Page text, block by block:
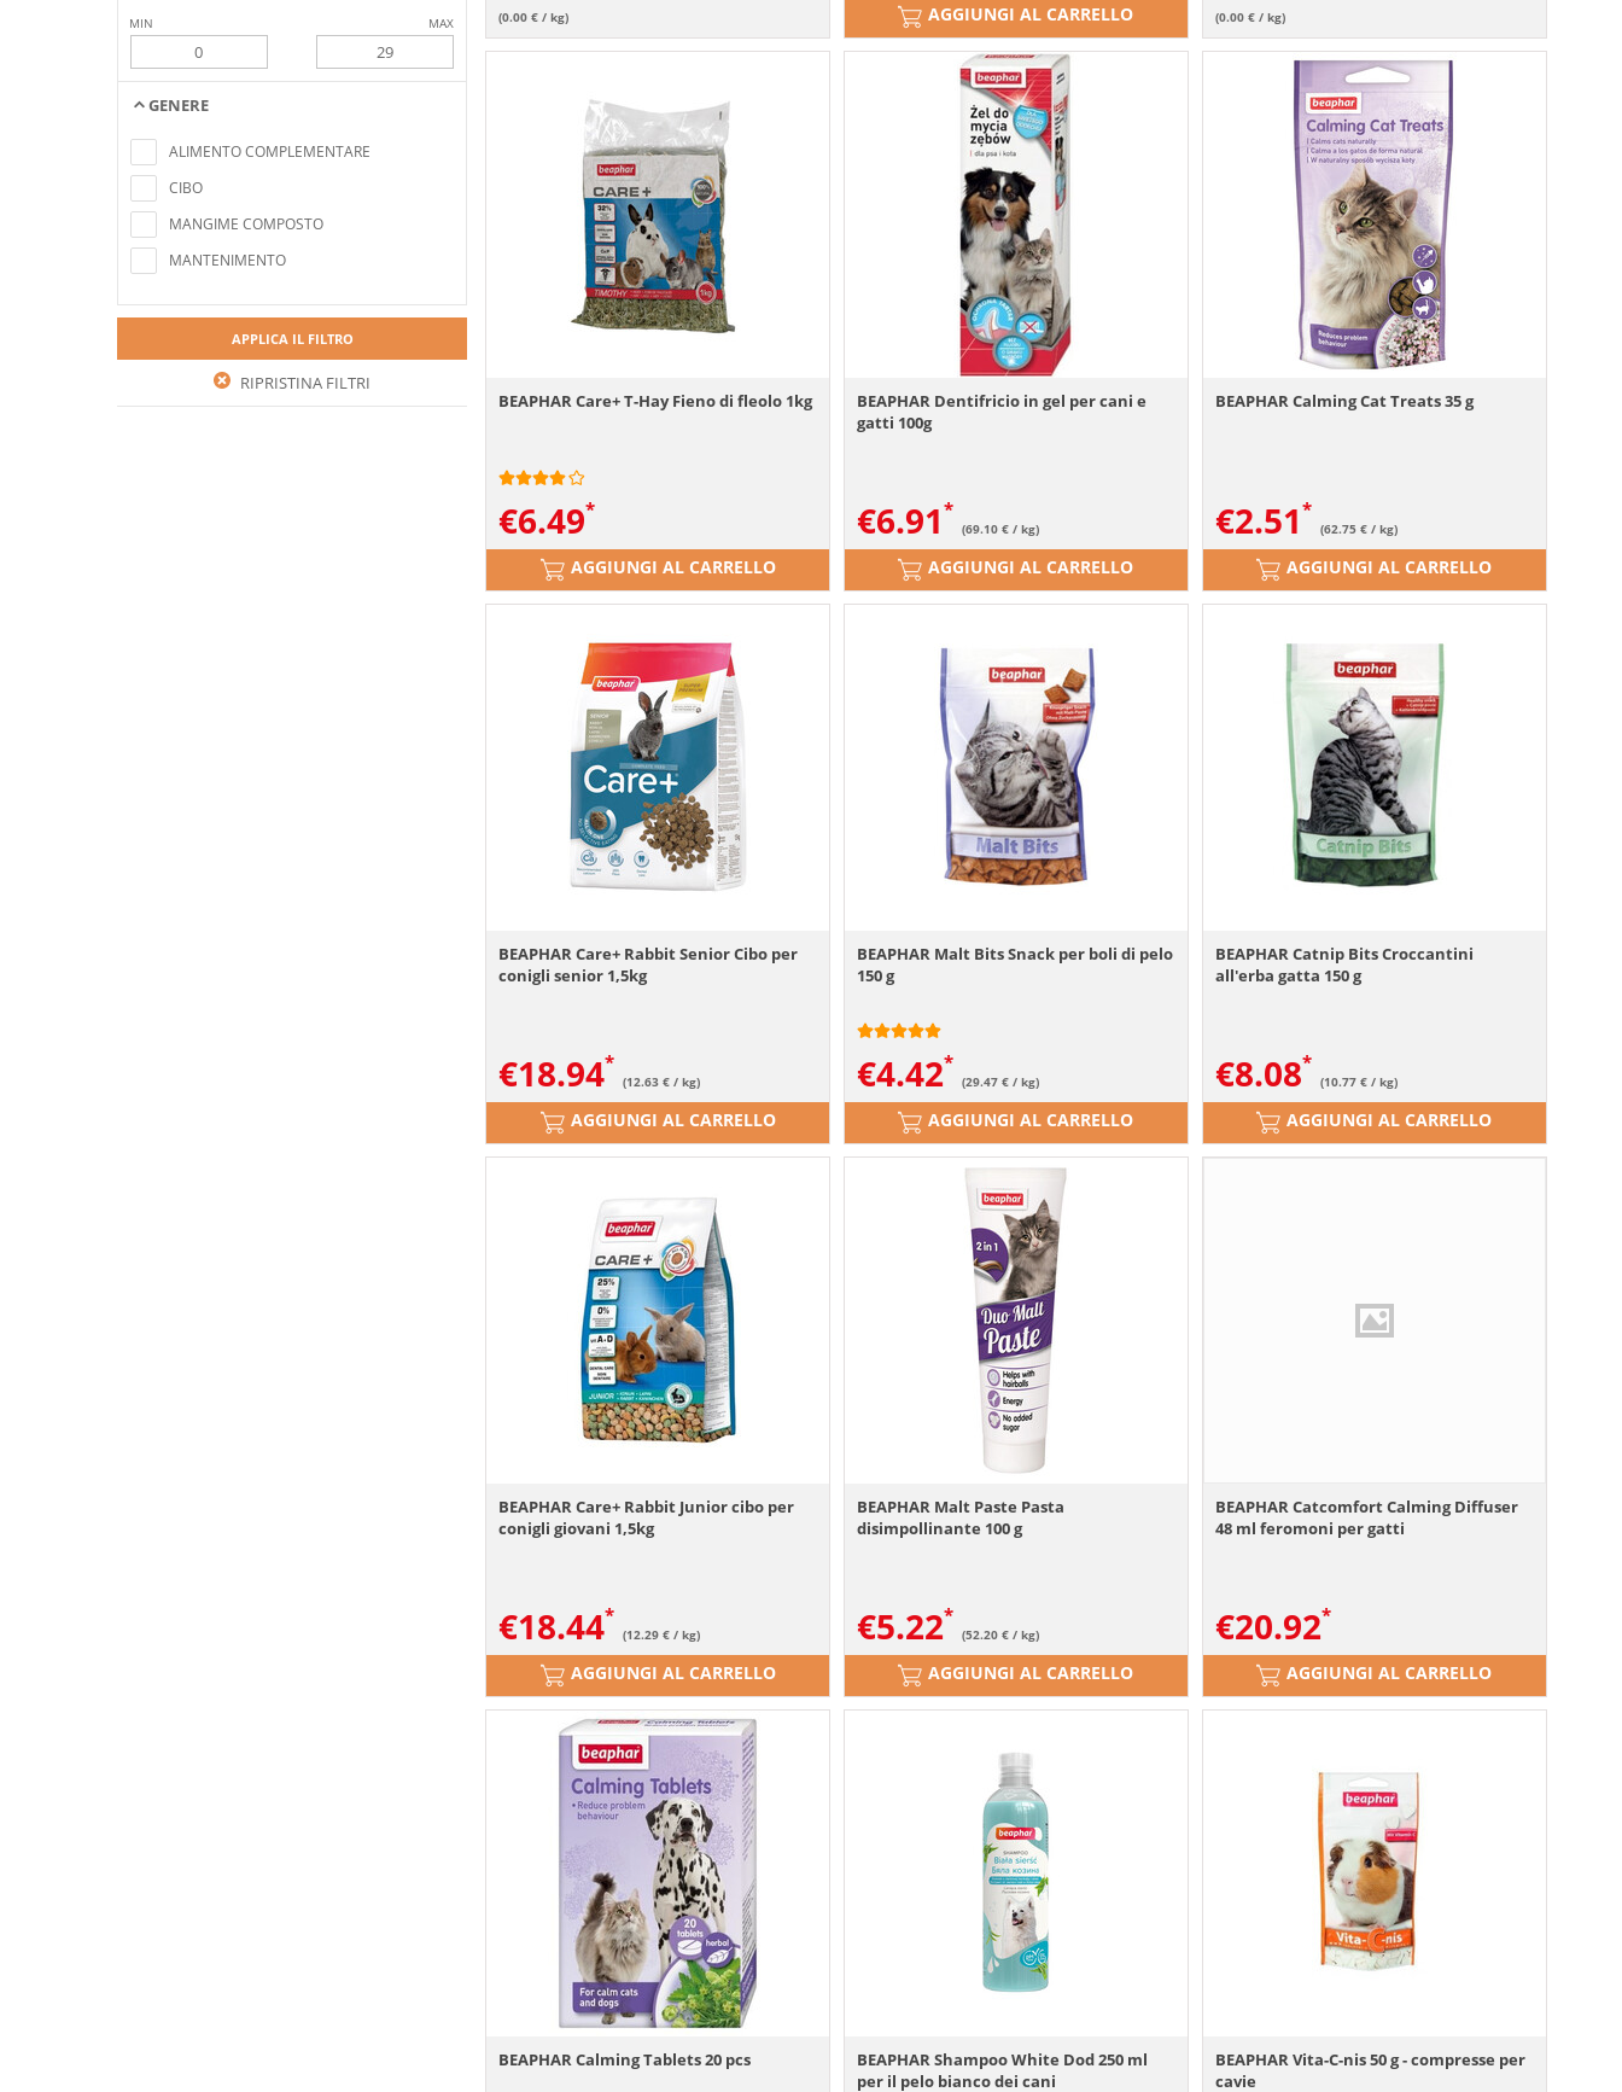
MIN MAX
GENERE
criteri di ricerca
ALIMENTO COMPLEMENTARE
CIBO
MANGIME COMPOSTO
MANTENIMENTO
APPLICA IL FILTRO
RIPRISTINA FILTRI
(0.00 € / kg) AGGIUNGI AL CARRELLO (0.00 € / kg)
BEAPHAR Care+ T-Hay Fieno di fleolo 1kg
€6.49
AGGIUNGI AL CARRELLO
BEAPHAR Dentifricio in gel per cani e
gatti 100g
€6.91 (69.10 € / kg)
AGGIUNGI AL CARRELLO
BEAPHAR Calming Cat Treats 35 g
€2.51 (62.75 € / kg)
AGGIUNGI AL CARRELLO
BEAPHAR Care+ Rabbit Senior Cibo per
conigli senior 1,5kg
€18.94 (12.63 € / kg)
AGGIUNGI AL CARRELLO
BEAPHAR Malt Bits Snack per boli di pelo
150 g
€4.42 (29.47 € / kg)
AGGIUNGI AL CARRELLO
BEAPHAR Catnip Bits Croccantini
all'erba gatta 150 g
€8.08 (10.77 € / kg)
AGGIUNGI AL CARRELLO
BEAPHAR Care+ Rabbit Junior cibo per
conigli giovani 1,5kg
€18.44 (12.29 € / kg)
AGGIUNGI AL CARRELLO
BEAPHAR Malt Paste Pasta
disimpollinante 100 g
€5.22 (52.20 € / kg)
AGGIUNGI AL CARRELLO
BEAPHAR Catcomfort Calming Diffuser
48 ml feromoni per gatti
€20.92
AGGIUNGI AL CARRELLO
BEAPHAR Calming Tablets 20 pcs
BEAPHAR Shampoo White Dod 250 ml
per il pelo bianco dei cani
BEAPHAR Vita-C-nis 50 g - compresse per
cavie